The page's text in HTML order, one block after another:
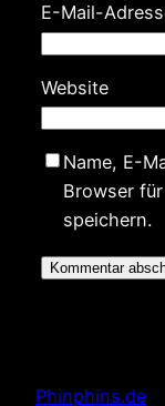
E-Mail-
Website
Name, E-
Browser
speichern.
Phinphins.de